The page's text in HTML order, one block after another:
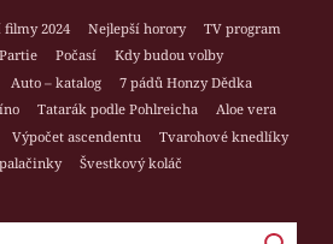
filmy 2024 Nejlepší horory
TV program
Partie Počasí
Kdy budou volby
Auto – katalog
7 pádů Honzy Dědka
Tatarák podle Pohlreicha
Aloe vera
Výpočet ascendentu
Tvarohové knedlíky
Švestkový koláč